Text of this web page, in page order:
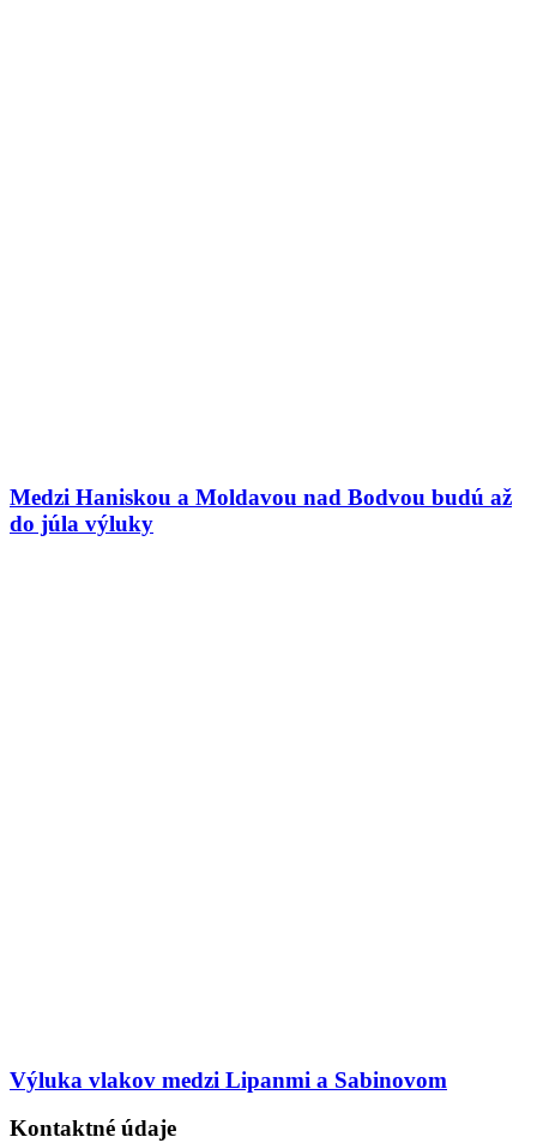
Medzi Haniskou a Moldavou nad Bodvou budú až
do júla výluky
Výluka vlakov medzi Lipanmi a Sabinovom
Kontaktné údaje